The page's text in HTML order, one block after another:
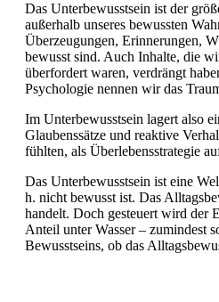
Das Unterbewusstsein ist der
außerhalb unseres bewussten
Überzeugungen, Erinnerungen,
bewusst sind. Auch Inhalte, die
überfordert waren, verdrängt
Psychologie nennen wir das
Im Unterbewusstsein lagert also
Glaubenssätze und reaktive
fühlten, als Überlebensstrategie
Das Unterbewusstsein ist eine
h. nicht bewusst ist. Das
handelt. Doch gesteuert wird der
Anteil unter Wasser – zumindest
Bewusstseins, ob das